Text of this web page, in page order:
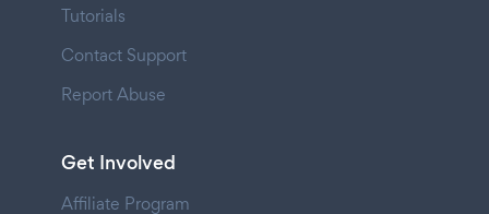
Tutorials
Contact Support
Report Abuse
Get Involved
Affiliate Program